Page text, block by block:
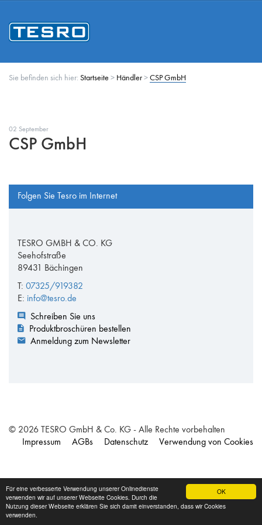
OK
Für eine verbesserte Verwendung unserer Onlinedienste
verwenden wir auf unserer Webseite Cookies. Durch die
Nutzung dieser Webseite erklären Sie sich damit einverstanden, dass wir Cookies
verwenden.
Sie befinden sich hier: Startseite > Händler > CSP GmbH
02 September
CSP GmbH
Folgen Sie Tesro im Internet
TESRO GMBH & CO. KG
Seehofstraße
89431 Bächingen
T: 07325/919382
E: info@tesro.de
Schreiben Sie uns
Produktbroschüren bestellen
Anmeldung zum Newsletter
© 2026 TESRO GmbH & Co. KG - Alle Rechte vorbehalten
Impressum
AGBs Datenschutz Verwendung von Cookies